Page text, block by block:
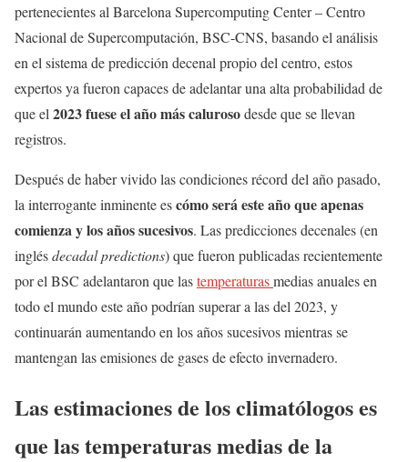
pertenecientes al Barcelona Supercomputing Center – Centro
Nacional de Supercomputación, BSC-CNS, basando el análisis
en el sistema de predicción decenal propio del centro, estos
expertos ya fueron capaces de adelantar una alta probabilidad de
que el 2023 fuese el año más calurosodesde que se llevan
registros.
Después de haber vivido las condiciones récord del año pasado,
la interrogante inminente escómo será este año que apenas
comienza y los años sucesivos. Las predicciones decenales (en
inglésdecadal predictions) que fueron publicadas recientemente
por el BSC adelantaron que lastemperaturasmedias anuales en
todo el mundo este año podrían superar a las del 2023, y
continuarán aumentando en los años sucesivos mientras se
mantengan las emisiones de gases de efecto invernadero.
Las estimaciones de los climatólogos es
que las temperaturas medias de la